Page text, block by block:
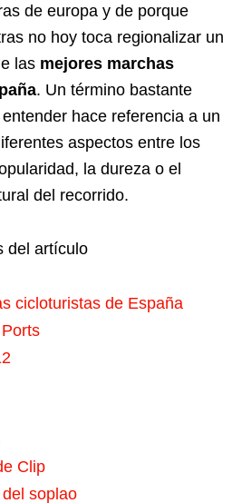
de europa y de porque
no hoy toca regionalizar un
las mejores marchas
. Un término bastante
hace referencia a un
aspectos entre los
la dureza o el
del recorrido.
del artículo
cicloturistas de España
Clip
soplao